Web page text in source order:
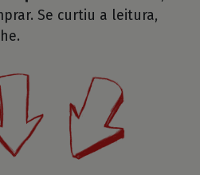
Se curtiu a leitura,